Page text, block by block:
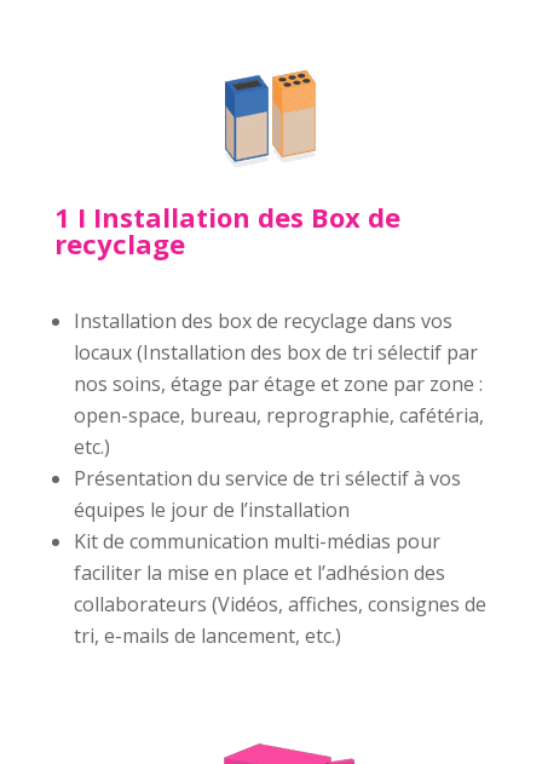
1 I Installation des Box de
recyclage
Installation des box de recyclage dans vos
locaux (Installation des box de tri sélectif par
nos soins, étage par étage et zone par zone :
open-space, bureau, reprographie, cafétéria,
etc.)
Présentation du service de tri sélectif à vos
équipes le jour de l’installation
Kit de communication multi-médias pour
faciliter la mise en place et l’adhésion des
collaborateurs (Vidéos, affiches, consignes de
tri, e-mails de lancement, etc.)